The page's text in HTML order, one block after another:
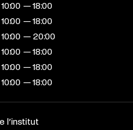
10:00 — 18:00
10:00 — 18:00
10:00 — 20:00
10:00 — 18:00
10:00 — 18:00
10:00 — 18:00
l’institut